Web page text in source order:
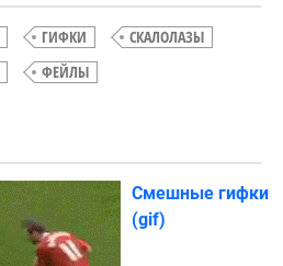
ГИФКИ
СКАЛОЛАЗЫ
ФЕЙЛЫ
Смешные гифки
(gif)